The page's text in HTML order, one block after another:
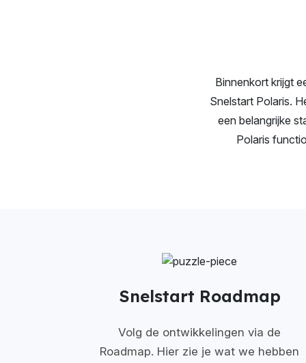
Binnenkort krijgt
Snelstart Polaris.
een belangrijke
Polaris
Snelstart Roadmap
Volg de ontwikkelingen via de
Roadmap. Hier zie je wat we hebben